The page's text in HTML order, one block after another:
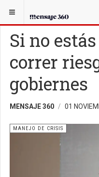
USTED ESTÁ AQUÍ:
Si no
correr
gobiernes
MENSAJE 360 01
MANEJO DE CRISIS